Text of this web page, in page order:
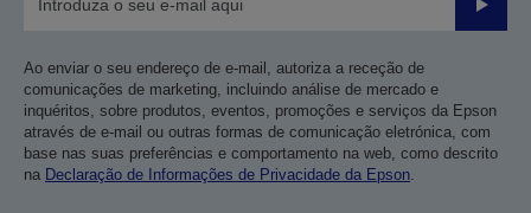
Enviar
Ao enviar o seu endereço de e-mail, autoriza a receção de
comunicações de marketing, incluindo análise de mercado e
inquéritos, sobre produtos, eventos, promoções e serviços da Epson
através de e-mail ou outras formas de comunicação eletrónica, com
base nas suas preferências e comportamento na web, como descrito
na Declaração de Informações de Privacidade da Epson.